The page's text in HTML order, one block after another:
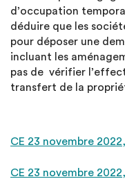
d’occupation
déduire que les
pour déposer une
incluant les
pas de vérifier
transfert de la
CE 23 novembre
CE 23 novembre